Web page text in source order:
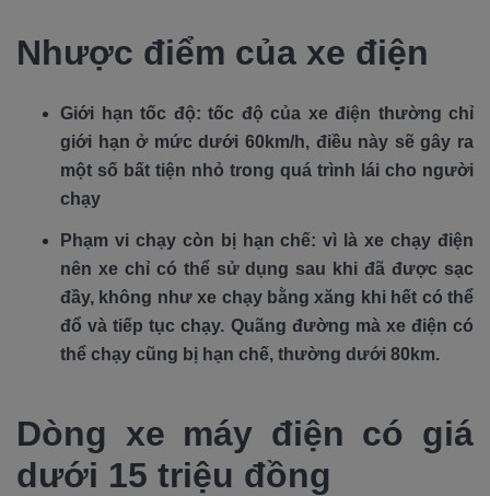
Nhược điểm của xe điện
Giới hạn tốc độ: tốc độ của xe điện thường chỉ
giới hạn ở mức dưới 60km/h, điều này sẽ gây ra
một số bất tiện nhỏ trong quá trình lái cho người
chạy
Phạm vi chạy còn bị hạn chế: vì là xe chạy điện
nên xe chỉ có thể sử dụng sau khi đã được sạc
đầy, không như xe chạy bằng xăng khi hết có thể
đổ và tiếp tục chạy. Quãng đường mà xe điện có
thể chạy cũng bị hạn chế, thường dưới 80km.
Dòng xe máy điện có giá
dưới 15 triệu đồng